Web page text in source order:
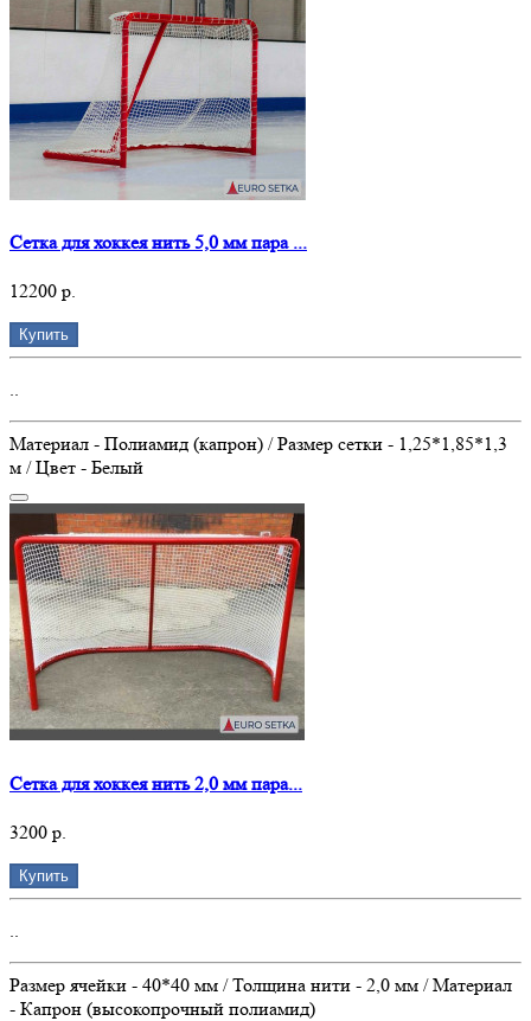
Сетка для хоккея нить 5,0 мм пара ...
12200 р.
Купить
..
Материал - Полиамид (капрон) / Размер сетки - 1,25*1,85*1,3
м / Цвет - Белый
Сетка для хоккея нить 2,0 мм пара...
3200 р.
Купить
..
Размер ячейки - 40*40 мм / Толщина нити - 2,0 мм / Материал
- Капрон (высокопрочный полиамид)